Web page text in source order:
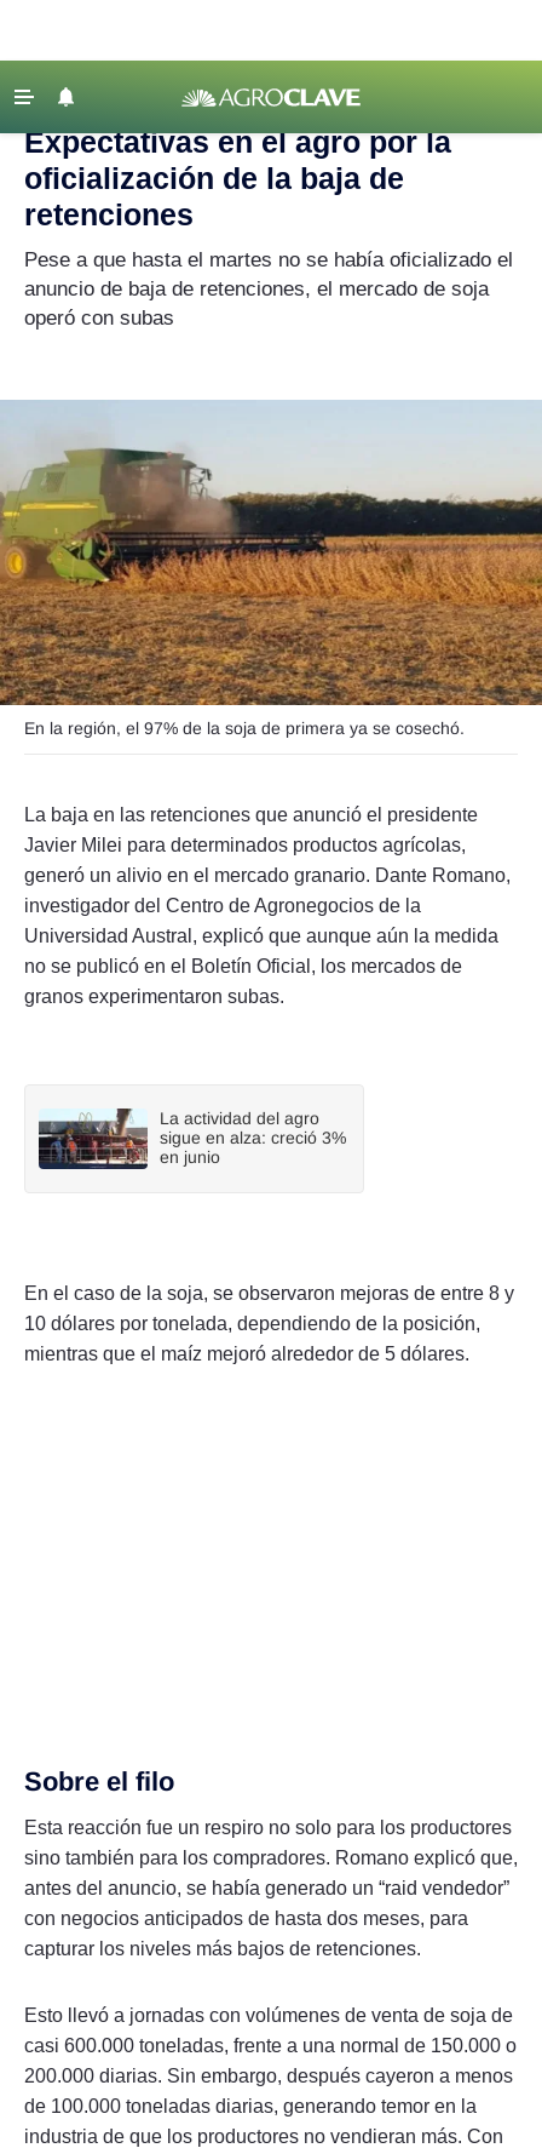
Agricultura
Ganadería
Tecnología
Maquinaria agrícola
Clima
Agronegocios
Mercados
Seguinos
‹ VOLVER
Agroclave Mercados | agro
Expectativas en el agro por la
oficialización de la baja de
retenciones
Pese a que hasta el martes no se había oficializado el
anuncio de baja de retenciones, el mercado de soja
operó con subas
En la región, el 97% de la soja de primera ya se cosechó.
La baja en las retenciones que anunció el presidente
Javier Milei para determinados productos agrícolas,
generó un alivio en el mercado granario. Dante Romano,
investigador del Centro de Agronegocios de la
Universidad Austral, explicó que aunque aún la medida
no se publicó en el Boletín Oficial, los mercados de
granos experimentaron subas.
La actividad del agro
sigue en alza: creció 3%
en junio
En el caso de la soja, se observaron mejoras de entre 8 y
10 dólares por tonelada, dependiendo de la posición,
mientras que el maíz mejoró alrededor de 5 dólares.
Sobre el filo
Esta reacción fue un respiro no solo para los productores
sino también para los compradores. Romano explicó que,
antes del anuncio, se había generado un “raid vendedor”
con negocios anticipados de hasta dos meses, para
capturar los niveles más bajos de retenciones.
Esto llevó a jornadas con volúmenes de venta de soja de
casi 600.000 toneladas, frente a una normal de 150.000 o
200.000 diarias. Sin embargo, después cayeron a menos
de 100.000 toneladas diarias, generando temor en la
industria de que los productores no vendieran más. Con